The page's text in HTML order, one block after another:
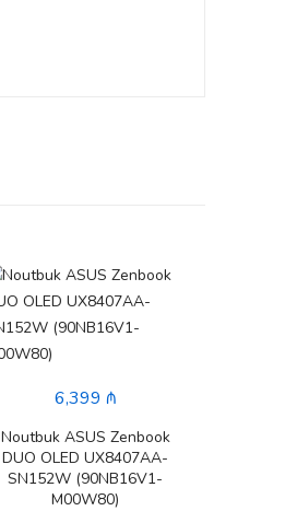
6,399 ₼
Noutbuk ASUS Zenbook
DUO OLED UX8407AA-
SN152W (90NB16V1-
M00W80)